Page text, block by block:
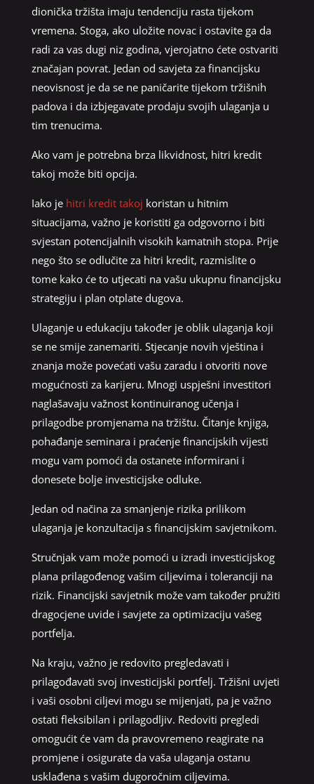
dionička tržišta imaju tendenciju rasta tijekom
vremena. Stoga, ako uložite novac i ostavite ga da
radi za vas dugi niz godina, vjerojatno ćete ostvariti
značajan povrat. Jedan od savjeta za financijsku
neovisnost je da se ne paničarite tijekom tržišnih
padova i da izbjegavate prodaju svojih ulaganja u
tim trenucima.
Ako vam je potrebna brza likvidnost, hitri kredit
takoj može biti opcija.
Iako je hitri kredit takoj koristan u hitnim
situacijama, važno je koristiti ga odgovorno i biti
svjestan potencijalnih visokih kamatnih stopa. Prije
nego što se odlučite za hitri kredit, razmislite o
tome kako će to utjecati na vašu ukupnu financijsku
strategiju i plan otplate dugova.
Ulaganje u edukaciju također je oblik ulaganja koji
se ne smije zanemariti. Stjecanje novih vještina i
znanja može povećati vašu zaradu i otvoriti nove
mogućnosti za karijeru. Mnogi uspješni investitori
naglašavaju važnost kontinuiranog učenja i
prilagodbe promjenama na tržištu. Čitanje knjiga,
pohađanje seminara i praćenje financijskih vijesti
mogu vam pomoći da ostanete informirani i
donesete bolje investicijske odluke.
Jedan od načina za smanjenje rizika prilikom
ulaganja je konzultacija s financijskim savjetnikom.
Stručnjak vam može pomoći u izradi investicijskog
plana prilagođenog vašim ciljevima i toleranciji na
rizik. Financijski savjetnik može vam također pružiti
dragocjene uvide i savjete za optimizaciju vašeg
portfelja.
Na kraju, važno je redovito pregledavati i
prilagođavati svoj investicijski portfelj. Tržišni uvjeti
i vaši osobni ciljevi mogu se mijenjati, pa je važno
ostati fleksibilan i prilagodljiv. Redoviti pregledi
omogućit će vam da pravovremeno reagirate na
promjene i osigurate da vaša ulaganja ostanu
usklađena s vašim dugoročnim ciljevima.